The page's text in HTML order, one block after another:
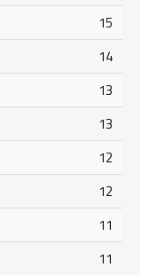
15
14
13
13
12
12
11
11